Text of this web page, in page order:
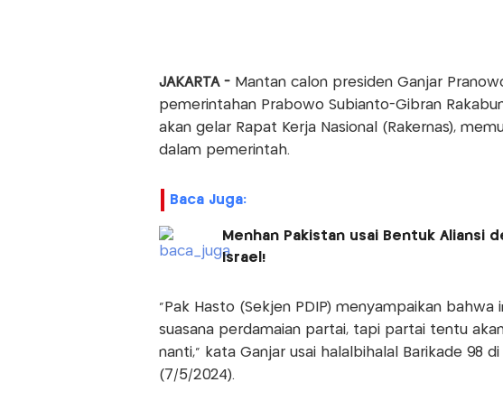
JAKARTA -Mantan calon presiden Ganjar
pemerintahan Prabowo Subianto-Gibran
akan gelar Rapat Kerja Nasional (Rakernas),
dalam pemerintah.
Baca Juga:
Menhan Pakistan usai Bentuk Aliansi
Israel!
"Pak Hasto (Sekjen PDIP) menyampaikan bahwa
suasana perdamaian partai, tapi partai tentu
nanti," kata Ganjar usai halalbihalal Barikade 98
(7/5/2024).